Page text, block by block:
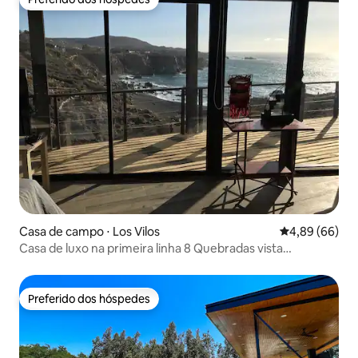
Preferido dos hóspedes
Casa de campo ⋅ Los Vilos 4,89 de uma
4,89 (66)
Casa de luxo na primeira linha 8 Quebradas vista
Preferido dos hóspedes
Preferido dos hóspedes